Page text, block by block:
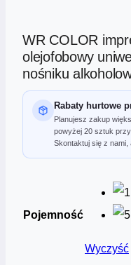
WR COLOR
olejofobowy
nośniku
Rabaty hurtowe
Planujesz zakup
powyżej 20 sztuk
Skontaktuj się z nami,
Pojemność
Wyczyść